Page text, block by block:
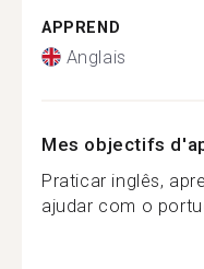
APPREND
Anglais
Mes objectifs
Praticar inglês,
ajudar com o